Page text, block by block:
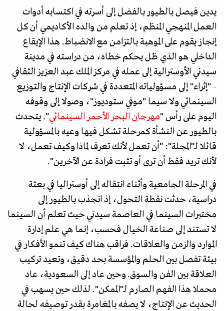
يدين فيصل بالطيور بالفضل إلى أسرته في اكتسابه أدوات
العمل المنهجي المنظم، إذ تعلم من والده الأكاديمي أن كل
إنجاز يقوم على الموهبة بالتزامن مع الانضباط. هذا الإيقاع
الداخلي هو الذي ظل يحكم خطاه، من دراسته في مدينة
سيدني الأوسترالية إلى عمله في مركز الملك عبد العزيز الثقافي
- "إثراء" إلى مسؤولياته المتعددة في شركات الإنتاج والتوزيع
السينمائي ولا سيما "موفي ستوديوز"، وصولا إلى وقوفه
اليوم على رأس "مهرجان البحر الأحمر السينمائي". يتحدث
بالطيور عن النشأة كمرحلة تشكل فيها وعيه بالمسؤولية
قائلا لـ"المجلة": "أن تعمل لأنك تعرف لماذا وكيف تعمل، لا
لأنك تريد فقط أن ترى أو تثبت فرادة عن الآخرين".
في المرحلة الجامعية وأثناء انتقاله إلى أوستراليا في بعثة
دراسية، حدثت نقطة التحول، إذ انجذب بالطيور إلى
مختبرات السينما في العاصمة سيدني حيث تعلم أن السينما
لا تستند إلى صناعة الخيال فحسب، إنما هي علم إدارة
الموارد والزمن والعلاقات. فراقب هناك كيف تنمو الأفكار في
بيئة تفصل بين الحلم والمؤسسة بحد دقيق، وتعيد تركيب
العلاقة بين الفن والسوق. وحين عاد إلى السعودية، عاد
محملا هذا الفهم الصارم لـ"الممكن". لذلك حين يسهب في
الحديث عن الإنتاج، لا يصفه بالمغامرة بقدر توصيفه لحالة